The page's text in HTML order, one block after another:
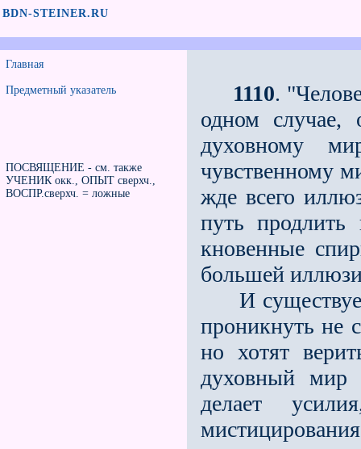
BDN-STEINER.RU
Главная
Предметный указатель
ПОСВЯЩЕНИЕ - см. также
УЧЕНИК окк., ОПЫТ сверхч.,
ВОСПР.сверхч. = ложные
1110.
одном случае,
духовному
чувственному
жде всего
путь
кновенные
большей
И существует
проникнуть не
но хотят
духовный мир
делает